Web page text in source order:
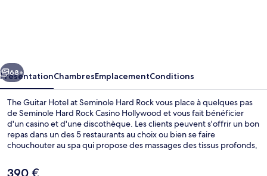
Seminole
Hard
Rock
Suivant
68+
PrésentationChambresEmplacementConditions
The Guitar Hotel at Seminole Hard Rock vous place à quelques pas
de Seminole Hard Rock Casino Hollywood et vous fait bénéficier
d'un casino et d'une discothèque. Les clients peuvent s'offrir un bon
repas dans un des 5 restaurants au choix ou bien se faire
chouchouter au spa qui propose des massages des tissus profonds,
touristique de luxe abrite en outre 3 piscines extérieures, un centre
Le
390 €